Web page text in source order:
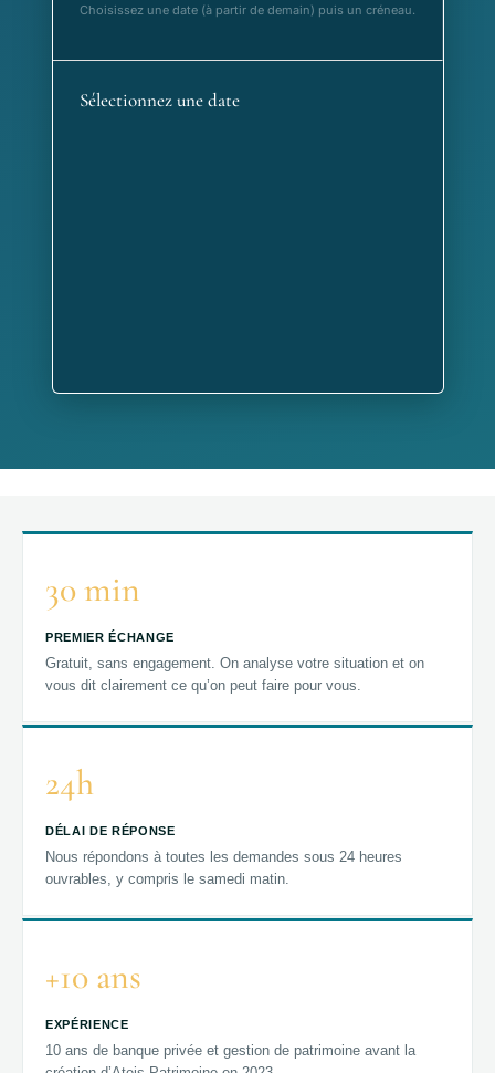
Choisissez une date (à partir de demain) puis un créneau.
Sélectionnez une date
30 min
PREMIER ÉCHANGE
Gratuit, sans engagement. On analyse votre situation et on
vous dit clairement ce qu’on peut faire pour vous.
24h
DÉLAI DE RÉPONSE
Nous répondons à toutes les demandes sous 24 heures
ouvrables, y compris le samedi matin.
+10 ans
EXPÉRIENCE
10 ans de banque privée et gestion de patrimoine avant la